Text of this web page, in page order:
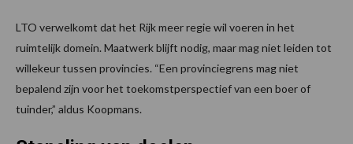
LTO verwelkomt dat het Rijk meer regie wil voeren in het
ruimtelijk domein. Maatwerk blijft nodig, maar mag niet leiden tot
willekeur tussen provincies. “Een provinciegrens mag niet
bepalend zijn voor het toekomstperspectief van een boer of
tuinder,” aldus Koopmans.